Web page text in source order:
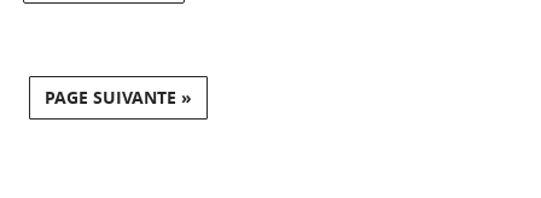
PAGE SUIVANTE »